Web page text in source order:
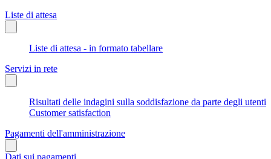
Liste di attesa
Liste di attesa - in formato tabellare
Servizi in rete
Risultati delle indagini sulla soddisfazione da parte degli utenti
Customer satisfaction
Pagamenti dell'amministrazione
Dati sui pagamenti